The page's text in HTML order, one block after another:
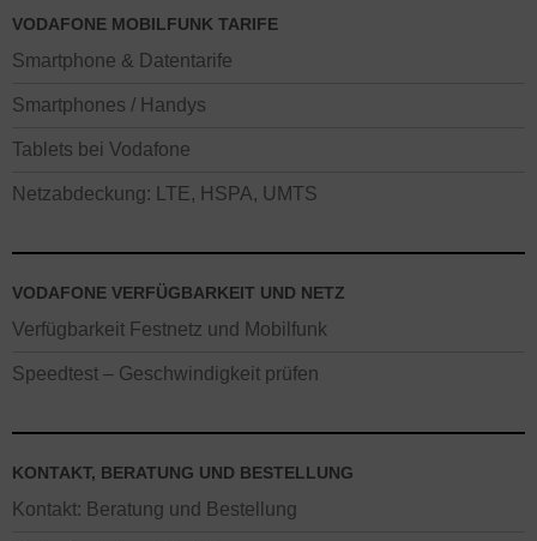
VODAFONE MOBILFUNK TARIFE
Smartphone & Datentarife
Smartphones / Handys
Tablets bei Vodafone
Netzabdeckung: LTE, HSPA, UMTS
VODAFONE VERFÜGBARKEIT UND NETZ
Verfügbarkeit Festnetz und Mobilfunk
Speedtest – Geschwindigkeit prüfen
KONTAKT, BERATUNG UND BESTELLUNG
Kontakt: Beratung und Bestellung